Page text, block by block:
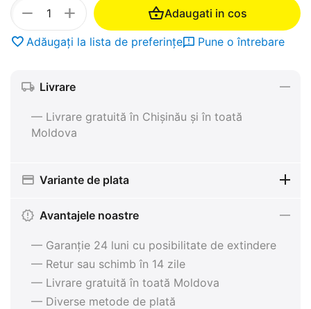
+
− Adaugati in cos
Adăugați la lista de preferințe Pune o întrebare
Livrare
— Livrare gratuită în Chișinău și în toată
Moldova
Variante de plata
Avantajele noastre
— Garanție 24 luni cu posibilitate de extindere
— Retur sau schimb în 14 zile
— Livrare gratuită în toată Moldova
— Diverse metode de plată